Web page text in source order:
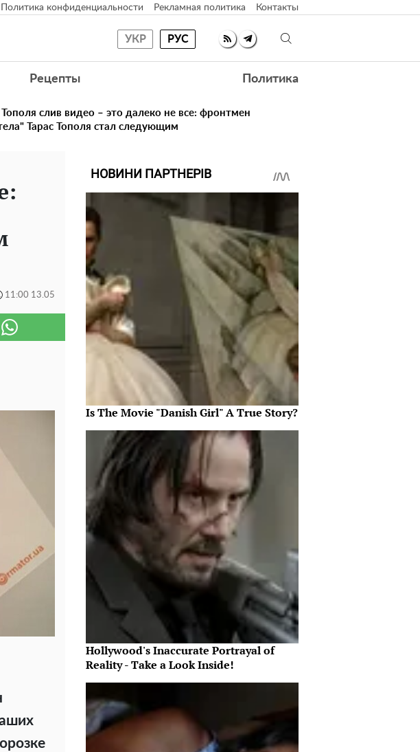
Политика конфиденциальности Рекламная политика Контакты
УКР РУС
Рецепты Политика
Тополя слив видео – это далеко не все: фронтмен
Тарас Тополя стал следующим
11:00 13.05
НОВИНИ ПАРТНЕРІВ
Is The Movie "Danish Girl" A True Story?
Hollywood's Inaccurate Portrayal of
Reality - Take a Look Inside!